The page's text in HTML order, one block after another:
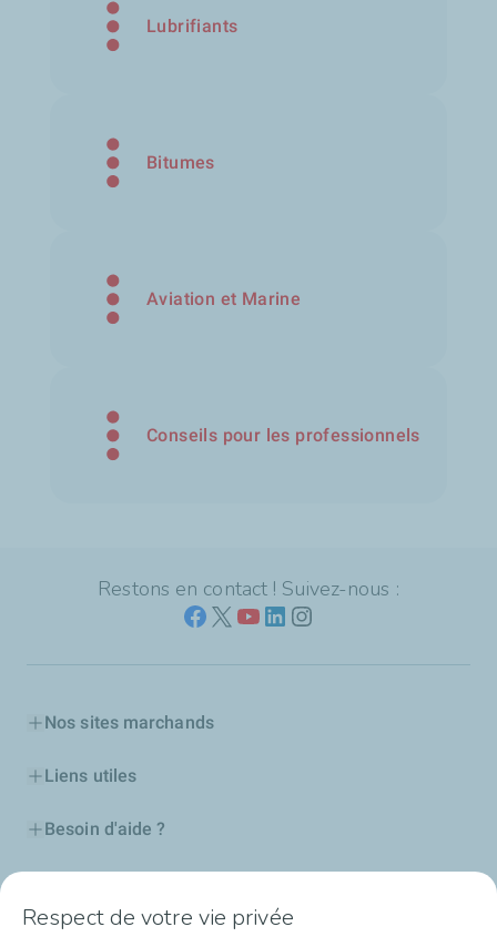
Lubrifiants
Bitumes
Aviation et Marine
Conseils pour les professionnels
Restons en contact ! Suivez-nous :
Nos sites marchands
Liens utiles
Besoin d'aide ?
Respect de votre vie privée